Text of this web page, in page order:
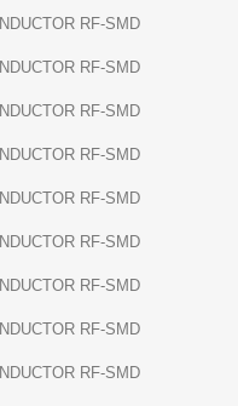
INDUCTOR RF-SMD
INDUCTOR RF-SMD
INDUCTOR RF-SMD
INDUCTOR RF-SMD
INDUCTOR RF-SMD
INDUCTOR RF-SMD
INDUCTOR RF-SMD
INDUCTOR RF-SMD
INDUCTOR RF-SMD